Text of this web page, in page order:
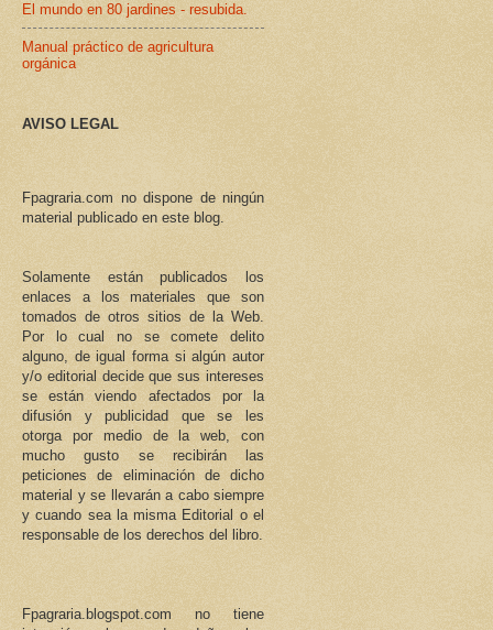
El mundo en 80 jardines - resubida.
Manual práctico de agricultura
orgánica
AVISO LEGAL
Fpagraria.com no dispone de ningún
material publicado en este blog.
Solamente están publicados los
enlaces a los materiales que son
tomados de otros sitios de la Web.
Por lo cual no se comete delito
alguno, de igual forma si algún autor
y/o editorial decide que sus intereses
se están viendo afectados por la
difusión y publicidad que se les
otorga por medio de la web, con
mucho gusto se recibirán las
peticiones de eliminación de dicho
material y se llevarán a cabo siempre
y cuando sea la misma Editorial o el
responsable de los derechos del libro.
Fpagraria.blogspot.com no tiene